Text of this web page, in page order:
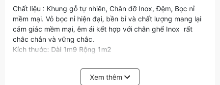
Chất liệu : Khung gỗ tự nhiên, Chân đỡ Inox, Đệm, Bọc nỉ
mềm mại. Vỏ bọc nỉ hiện đại, bền bỉ và chất lượng mang lại
cảm giác mềm mại, êm ái kết hợp với chân ghế Inox rất
chắc chắn và vững chắc.
Kích thước: Dài 1m9 Rộng 1m2
Độ mới 100% chưa qua sử dụng.
Xem thêm